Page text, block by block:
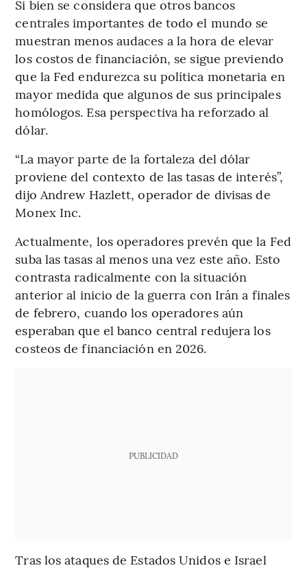
Si bien se considera que otros bancos
centrales importantes de todo el mundo se
muestran menos audaces a la hora de elevar
los costos de financiación, se sigue previendo
que la Fed endurezca su política monetaria en
mayor medida que algunos de sus principales
homólogos. Esa perspectiva ha reforzado al
dólar.
“La mayor parte de la fortaleza del dólar
proviene del contexto de las tasas de interés”,
dijo Andrew Hazlett, operador de divisas de
Monex Inc.
Actualmente, los operadores prevén que la Fed
suba las tasas al menos una vez este año. Esto
contrasta radicalmente con la situación
anterior al inicio de la guerra con Irán a finales
de febrero, cuando los operadores aún
esperaban que el banco central redujera los
costeos de financiación en 2026.
PUBLICIDAD
Tras los ataques de Estados Unidos e Israel